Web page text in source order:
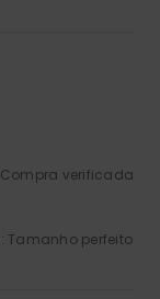
Compra verificada
: Tamanho perfeito